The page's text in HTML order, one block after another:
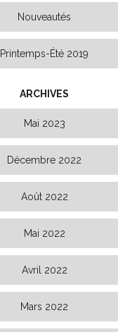
Nouveautés
Printemps-Été 2019
ARCHIVES
Mai 2023
Décembre 2022
Août 2022
Mai 2022
Avril 2022
Mars 2022